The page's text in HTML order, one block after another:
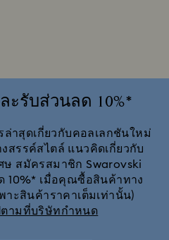
Swarovski x Rosenthal
x Swarovski Winnie the Pooh
MARVEL x Swarovski X-Men
งตกแต่งรูป Lion King
รับส่วนลด 10%*
าสุดเกี่ยวกับคอลเลกชันใหม่
สรรค์สไตล์ แนวคิดเกี่ยวกับ
สมัครสมาชิก Swarovski
10%* เมื่อคุณซื้อสินค้าทาง
าะสินค้าราคาเต็มเท่านั้น)
ตามที่บริษัทกำหนด